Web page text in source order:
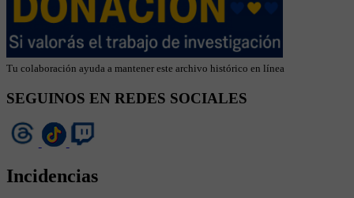
Tu colaboración ayuda a mantener este archivo histórico en línea
SEGUINOS EN REDES SOCIALES
Incidencias